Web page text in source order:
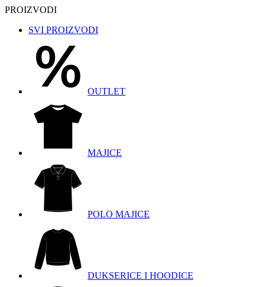
PROIZVODI
SVI PROIZVODI
OUTLET
MAJICE
POLO MAJICE
DUKSERICE I HOODICE